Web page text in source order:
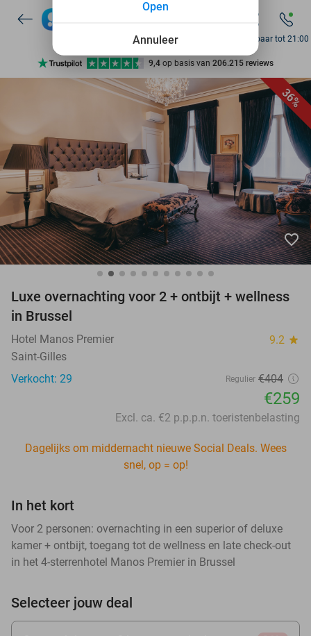
7 dagen per week beschikbaar
10+ miljoen leden
9,4 op basis van 206.215 reviews
Ontdek 15.000+ deals
7 dagen per week beschikbaar
10+ miljoen leden
Bereikbaar tot 21:00
36%
favorite_border
Luxe overnachting voor 2 + ontbijt + wellness
in Brussel
Hotel Manos Premier 9.2 star
Saint-Gilles
Verkocht: 29
Regulier €404
€259
Excl. ca. €2 p.p.p.n. toeristenbelasting
Dagelijks om middernacht nieuwe Social Deals. Wees
snel, op = op!
In het kort
Voor 2 personen: overnachting in een superior of deluxe
kamer + ontbijt, toegang tot de wellness en late check-out
in het 4-sterrenhotel Manos Premier in Brussel
Selecteer jouw deal
Annuleer
Open